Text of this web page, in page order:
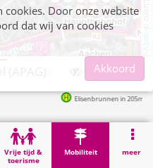
dl-de/by-2-0
Vrije tijd &
toerisme
Mobiliteit meer
Elisenbrunnen in 205m
Parkhaus Büchel (APAG)
cookies. Door onze website
dat wij van cookies
Akkoord